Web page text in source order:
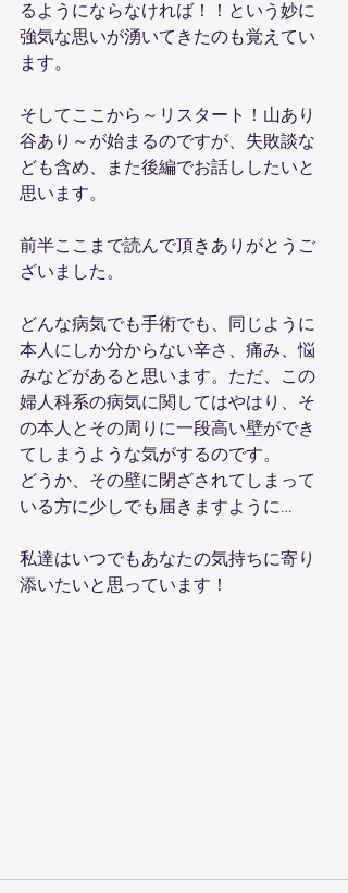
るようにならなければ！！という妙に
強気な思いが湧いてきたのも覚えてい
ます。
そしてここから～リスタート！山あり
谷あり～が始まるのですが、失敗談な
ども含め、また後編でお話ししたいと
思います。
前半ここまで読んで頂きありがとうご
ざいました。
どんな病気でも手術でも、同じように
本人にしか分からない辛さ、痛み、悩
みなどがあると思います。ただ、この
婦人科系の病気に関してはやはり、そ
の本人とその周りに一段高い壁ができ
てしまうような気がするのです。
どうか、その壁に閉ざされてしまって
いる方に少しでも届きますように…
私達はいつでもあなたの気持ちに寄り
添いたいと思っています！